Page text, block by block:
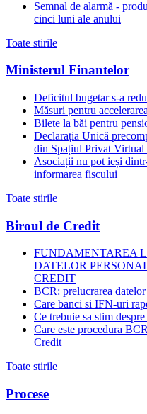
Semnal de alarmă -
cinci luni ale anului
Toate stirile
Ministerul Finantelor
Deficitul bugetar s-a
Măsuri pentru
Bilete la băi pentru
Declarația Unică
din Spațiul Privat
Asociații nu pot ieși
informarea fiscului
Toate stirile
Biroul de Credit
FUNDAMENTAREA
DATELOR
CREDIT
BCR: prelucrarea
Care banci si IFN-uri
Ce trebuie sa stim
Care este procedura
Credit
Toate stirile
Procese